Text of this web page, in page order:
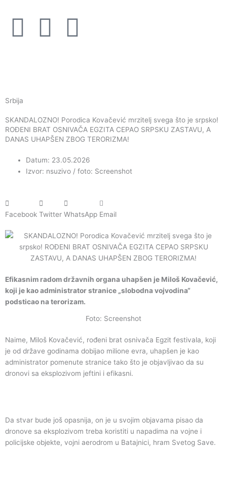
F
e
b
o
o
k
I
a
g
r
a
m
Y
u
b
e
Srbija
SKANDALOZNO! Porodica Kovačević mrzitelj svega što je srpsko!
ROĐENI BRAT OSNIVAČA EGZITA CEPAO SRPSKU ZASTAVU, A
DANAS UHAPŠEN ZBOG TERORIZMA!
Datum: 23.05.2026
Izvor: nsuzivo / foto: Screenshot
Facebook Twitter WhatsApp Email
Efikasnim radom državnih organa uhapšen je Miloš Kovačević,
koji je kao administrator stranice „slobodna vojvodina“
podsticao na terorizam.
Foto: Screenshot
Naime, Miloš Kovačević, rođeni brat osnivača Egzit festivala, koji
je od države godinama dobijao milione evra, uhapšen je kao
administrator pomenute stranice tako što je objavljivao da su
dronovi sa eksplozivom jeftini i efikasni.
Da stvar bude još opasnija, on je u svojim objavama pisao da
dronove sa eksplozivom treba koristiti u napadima na vojne i
policijske objekte, vojni aerodrom u Batajnici, hram Svetog Save.